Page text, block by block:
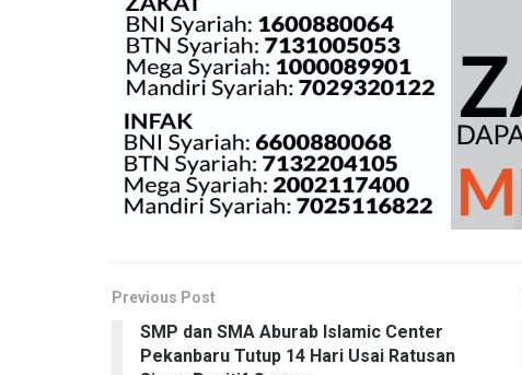
Previous Post
SMP dan SMA Aburab Islamic Center
Pekanbaru Tutup 14 Hari Usai Ratusan